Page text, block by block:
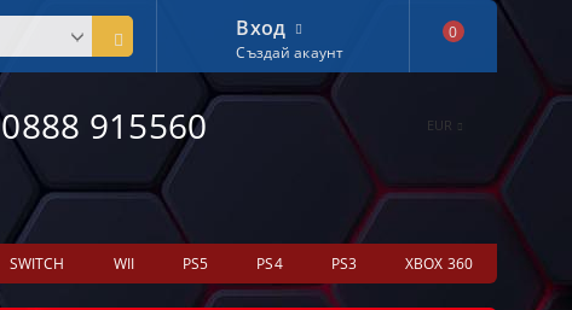
0888 915560 EUR
Вход
Създай акаунт
0
SWITCH WII PS5 PS4 PS3 XBOX 360